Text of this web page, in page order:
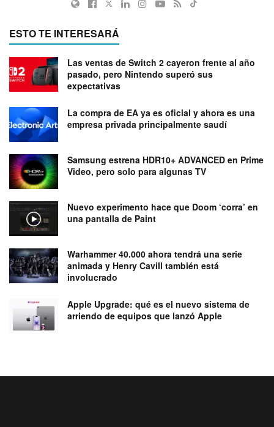
ESTO TE INTERESARÁ
Las ventas de Switch 2 cayeron frente al año
pasado, pero Nintendo superó sus
expectativas
La compra de EA ya es oficial y ahora es una
empresa privada principalmente saudí
Samsung estrena HDR10+ ADVANCED en Prime
Video, pero solo para algunas TV
Nuevo experimento hace que Doom ‘corra’ en
una pantalla de Paint
Warhammer 40.000 ahora tendrá una serie
animada y Henry Cavill también está
involucrado
Apple Upgrade: qué es el nuevo sistema de
arriendo de equipos que lanzó Apple